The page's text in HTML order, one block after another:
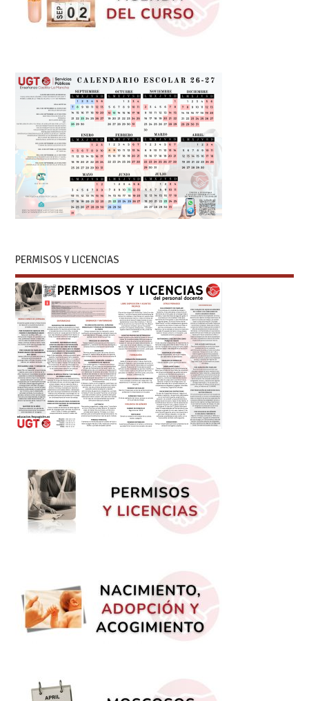
PERMISOS Y LICENCIAS